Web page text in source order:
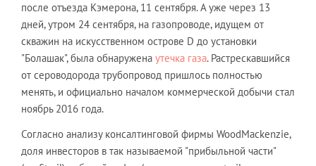
после отъезда Кэмерона, 11 сентября. А уже через 13
дней, утром 24 сентября, на газопроводе, идущем от
скважин на искусственном острове D до установки
"Болашак", была обнаружена утечка газа. Растрескавшийся
от сероводорода трубопровод пришлось полностью
менять, и официально началом коммерческой добычи стал
ноябрь 2016 года.
Согласно анализу консалтинговой фирмы WoodMackenzie,
доля инвесторов в так называемой "прибыльной части"